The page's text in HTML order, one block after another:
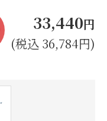
33,440円
(税込 36,784円)